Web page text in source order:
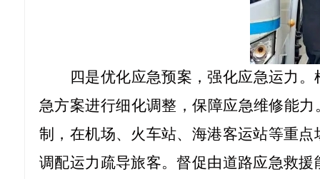
四是优化应急预案，强化应急运力
急方案进行细化调整，保障应急维修能
制，在机场、火车站、海港客运站等重
调配运力疏导旅客。督促由道路应急救